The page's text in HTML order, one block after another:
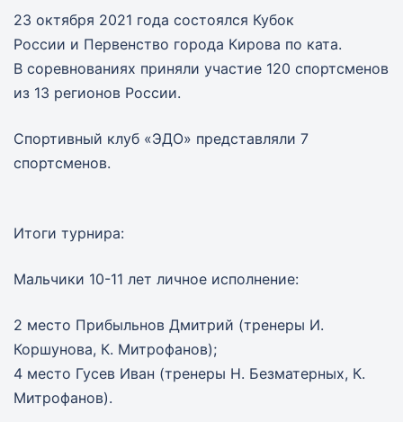
23 октября 2021 года состоялся Кубок
России и Первенство города Кирова по ката.
В соревнованиях приняли участие 120 спортсменов
из 13 регионов России.
Спортивный клуб «ЭДО» представляли 7
спортсменов.
Итоги турнира:
Мальчики 10-11 лет личное исполнение:
2 место Прибыльнов Дмитрий (тренеры И.
Коршунова, К. Митрофанов);
4 место Гусев Иван (тренеры Н. Безматерных, К.
Митрофанов).